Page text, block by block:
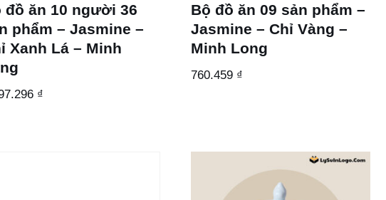
đồ ăn 10 người 36
phẩm – Jasmine –
Xanh Lá – Minh
₫
Bộ đồ ăn 09 sản phẩm –
Jasmine – Chỉ Vàng –
Minh Long
760.459 ₫